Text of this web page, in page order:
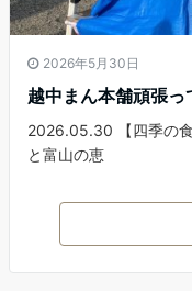
2026年5月30日
越中まん本舗頑張
2026.05.30 【四季の
と富山の恵